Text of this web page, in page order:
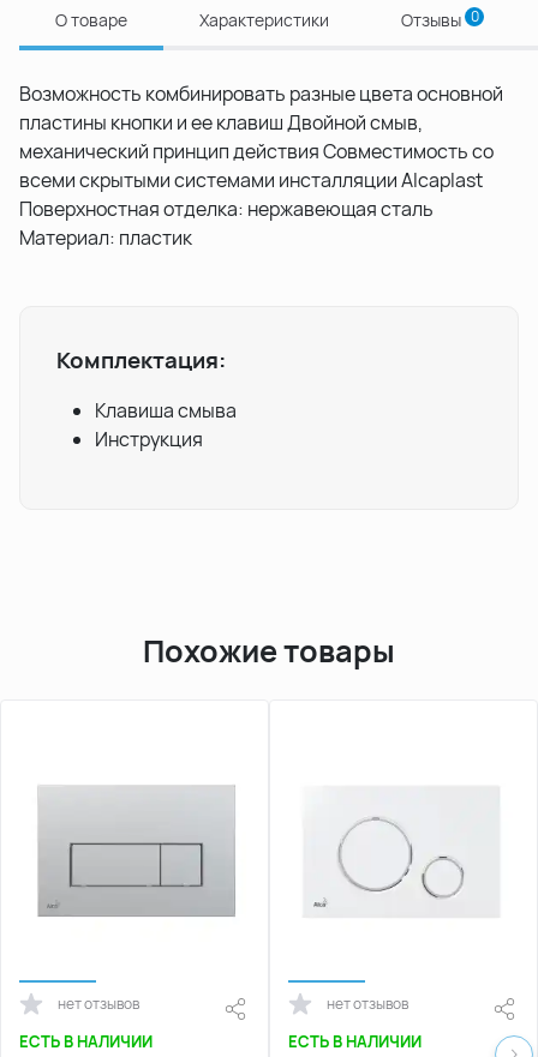
О товаре Характеристики Отзывы 0
Возможность комбинировать разные цвета основной
пластины кнопки и ее клавиш Двойной смыв,
механический принцип действия Совместимость со
всеми скрытыми системами инсталляции Alcaplast
Поверхностная отделка: нержавеющая сталь
Материал: пластик
Комплектация:
Клавиша смыва
Инструкция
Похожие товары
нет отзывов
ЕСТЬ В НАЛИЧИИ
нет отзывов
ЕСТЬ В НАЛИЧИИ